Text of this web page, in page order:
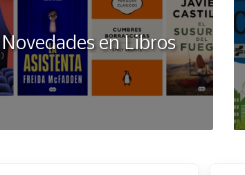
Novedades en Libros